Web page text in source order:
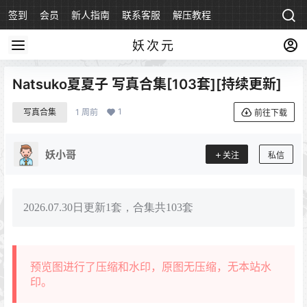
签到 会员 新人指南 联系客服 解压教程
妖次元
Natsuko夏夏子 写真合集[103套][持续更新]
写真合集 1 周前 1 前往下载
妖小哥 关注 私信
2026.07.30日更新1套，合集共103套
预览图进行了压缩和水印，原图无压缩，无本站水
印。